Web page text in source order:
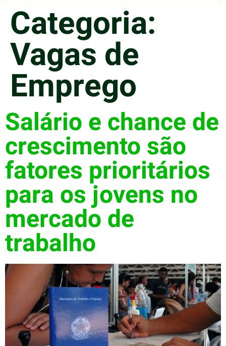
Categoria:
Vagas de
Emprego
Salário e chance de
crescimento são
fatores prioritários
para os jovens no
mercado de
trabalho